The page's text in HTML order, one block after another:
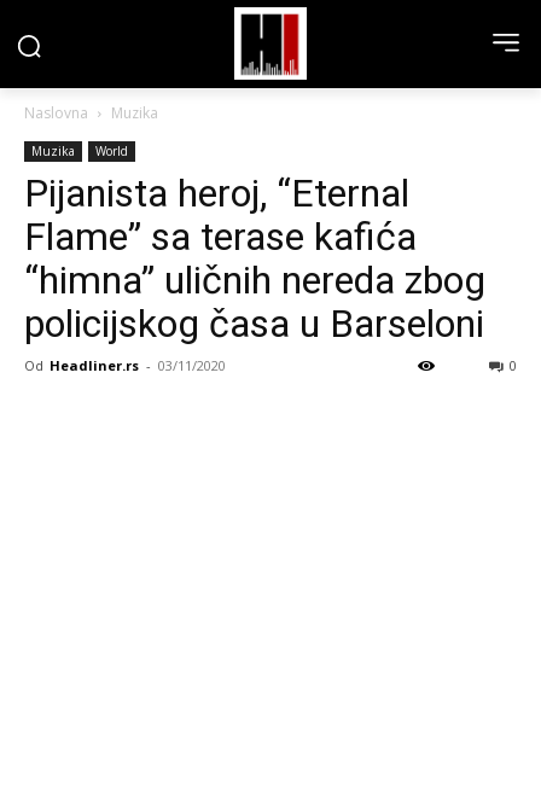
Naslovna Muzika
Muzika World
Pijanista heroj, “Eternal
Flame” sa terase kafića
“himna” uličnih nereda zbog
policijskog časa u Barseloni
Od Headliner.rs - 03/11/2020 0